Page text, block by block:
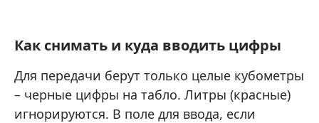
Как снимать и куда вводить цифры
Для передачи берут только целые кубометры
– черные цифры на табло. Литры (красные)
игнорируются. В поле для ввода, если